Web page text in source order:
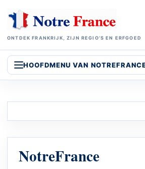
ONTDEK FRANKRIJK, ZIJN REGIO’S EN ERFGOED
HOOFDMENU VAN
NotreFrance